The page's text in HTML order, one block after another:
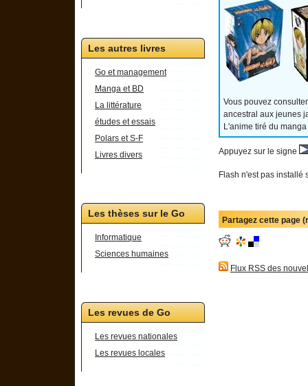
Les autres livres
Go et management
Manga et BD
La littérature
études et essais
Polars et S-F
Livres divers
Les thèses sur le Go
Informatique
Sciences humaines
Les revues de Go
Les revues nationales
Les revues locales
Vous pouvez
ancestral aux jeunes
L'anime tiré du
Appuyez sur le signe
Flash n'est pas installé
Partagez cette page
Flux RSS des